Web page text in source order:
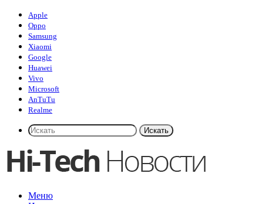
Apple
Oppo
Samsung
Xiaomi
Google
Huawei
Vivo
Microsoft
AnTuTu
Realme
Искать
Меню